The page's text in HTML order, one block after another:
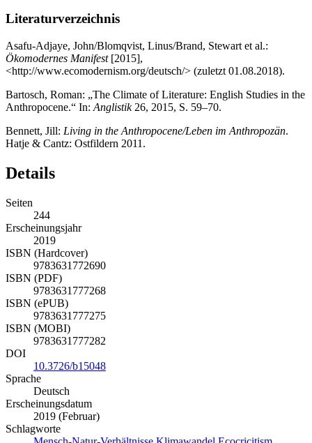
Ökomodernes Manifest[2015],
<http://www.ecomodernism.org/deutsch/
Anthropocene.“ In:Anglistik26, 2015, S. 59–70.
Hatje & Cantz: Ostfildern 2011.
Erscheinungsjahr
2019
ISBN (Hardcover)
9783631772690
ISBN (PDF)
9783631777268
ISBN (ePUB)
9783631777275
ISBN (MOBI)
9783631777282
Sprache
Deutsch
Erscheinungsdatum
2019 (Februar)
Schlagworte
Mensch-Natur-Verhältnisse